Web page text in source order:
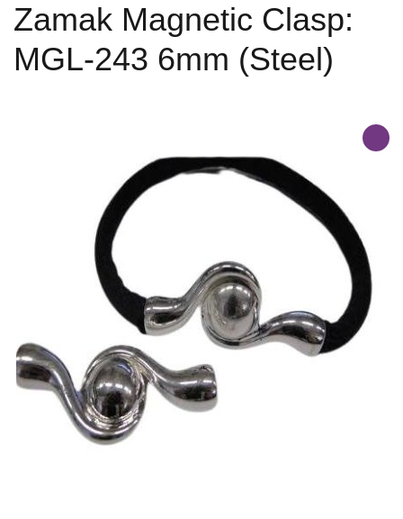
Zamak Magnetic Clasp:
MGL-243 6mm (Steel)